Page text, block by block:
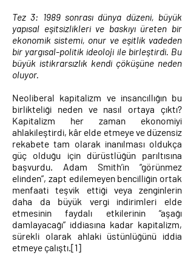
Tez 3: 1989 sonrası dünya düzeni, büyük
yapısal eşitsizlikleri ve baskıyı üreten bir
ekonomik sistemi, onur ve eşitlik vadeden
bir yargısal-politik ideoloji ile birleştirdi. Bu
büyük istikrarsızlık kendi çöküşüne neden
oluyor.
Neoliberal kapitalizm ve insancıllığın bu
birlikteliği neden ve nasıl ortaya çıktı?
Kapitalizm her zaman ekonomiyi
ahlakileştirdi, kâr elde etmeye ve düzensiz
rekabete tam olarak inanılması oldukça
güç olduğu için dürüstlüğün parıltısına
başvurdu.
Adam Smith’in “görünmez
elinden”, zapt edilemeyen bencilliğin ortak
menfaati teşvik ettiği veya zenginlerin
daha da büyük vergi indirimleri elde
etmesinin faydalı etkilerinin “aşağı
damlayacağı” iddiasına kadar kapitalizm,
sürekli olarak ahlaki üstünlüğünü iddia
etmeye çalıştı.[1]